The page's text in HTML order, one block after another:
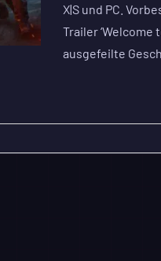
X|S und PC.
Trailer ‘Welcome
ausgefeilte